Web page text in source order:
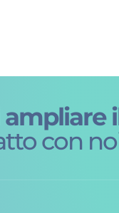
con